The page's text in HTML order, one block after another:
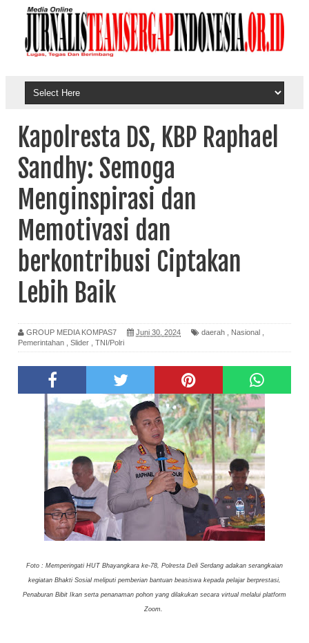
Kapolresta DS, KBP Raphael
Sandhy: Semoga
Menginspirasi dan
Memotivasi dan
berkontribusi Ciptakan
Lebih Baik
GROUP MEDIA KOMPAS7 Juni 30, 2024 daerah Nasional
Pemerintahan
Slider TNI/Polri
Foto : Memperingati HUT Bhayangkara ke-78, Polresta Deli Serdang adakan serangkaian
kegiatan Bhakti Sosial meliputi pemberian bantuan beasiswa kepada pelajar berprestasi,
Penaburan Bibit Ikan serta penanaman pohon yang dilakukan secara virtual melalui platform
Zoom.